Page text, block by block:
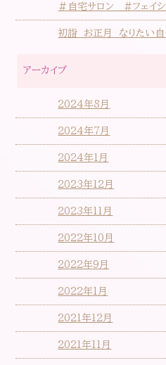
＃自宅サロン #フェイ
初詣 お正月 なりたい
アーカイブ
2024年8月
2024年7月
2024年1月
2023年12月
2023年11月
2022年10月
2022年9月
2022年1月
2021年12月
2021年11月